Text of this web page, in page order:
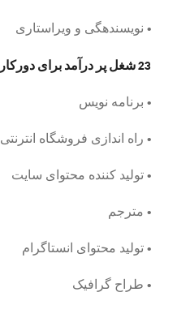
• نویسندهگی و ویراستاری
23 شغل پر درآمد برای دورکاری
• برنامه نویس
• راه اندازی فروشگاه انترنتی
• تولید کننده محتوای سایت
• مترجم
• تولید محتوای انستاگرام
• طراح گرافیک